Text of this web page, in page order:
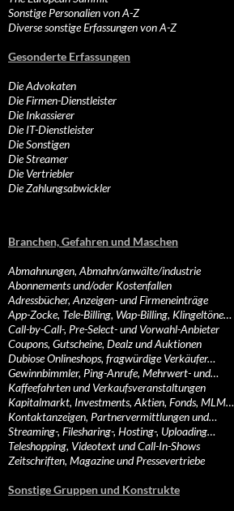
Sonstige Personalien von A-Z
Diverse sonstige Erfassungen von A-Z
Gesonderte Erfassungen
Die Advokaten
Die Firmen-Dienstleister
Die Inkassierer
Die IT-Dienstleister
Die Sonstigen
Die Streamer
Die Vertriebler
Die Zahlungsabwickler
Branchen, Gefahren und Maschen
Abmahnungen, Abmahn/anwälte/industrie
Abonnements und/oder Kostenfallen
Adressbücher, Anzeigen- und Firmeneinträge
App-Zocke, Tele-Billing, Wap-Billing, Klingeltöne…
Call-by-Call-, Pre-Select- und Vorwahl-Anbieter
Coupons, Gutscheine, Dealz und Auktionen
Dubiose Onlineshops, fragwürdige Verkäufer…
Gewinnbimmler, Ping-Anrufe, Mehrwert- und…
Kaffeefahrten und Verkaufsveranstaltungen
Kapitalmarkt, Investments, Aktien, Fonds, MLM…
Kontaktanzeigen, Partnervermittlungen und…
Streaming-, Filesharing-, Hosting-, Uploading…
Teleshopping, Videotext und Call-In-Shows
Zeitschriften, Magazine und Pressevertriebe
Sonstige Gruppen und Konstrukte